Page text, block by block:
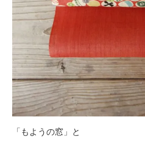
「もようの窓」と